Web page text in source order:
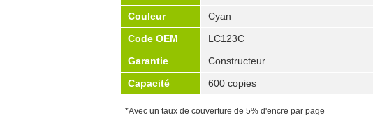
Couleur
Cyan
Code OEM
LC123C
Garantie
Constructeur
Capacité
600 copies
*Avec un taux de couverture de 5% d'encre par page